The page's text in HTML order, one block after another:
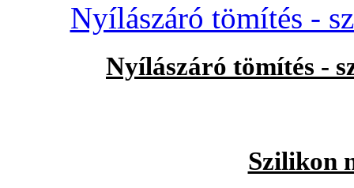
Nyílászáró tömítés -
Nyílászáró tömítés -
Szilikon